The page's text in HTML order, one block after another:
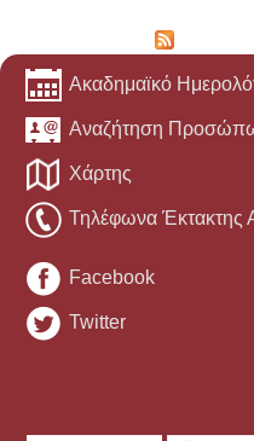
Ακαδημαϊκό
Αναζήτηση
Χάρτης
Τηλέφωνα Έκτακτης
Facebook
Twitter